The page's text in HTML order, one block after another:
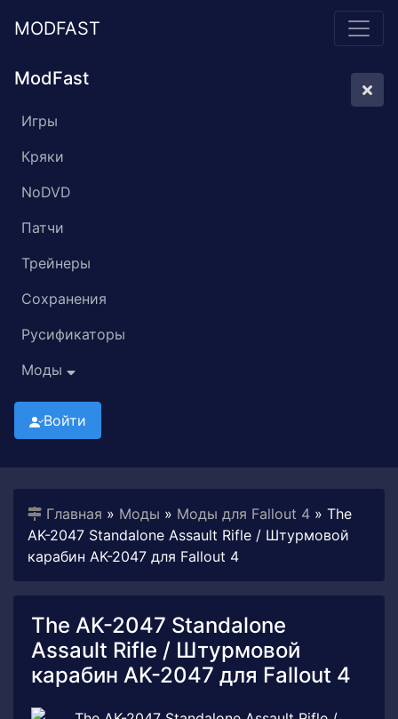
MODFAST
ModFast
Игры
Кряки
NoDVD
Патчи
Трейнеры
Сохранения
Русификаторы
Моды
Войти
Главная » Моды » Моды для Fallout 4 » The
AK-2047 Standalone Assault Rifle / Штурмовой
карабин AK-2047 для Fallout 4
The AK-2047 Standalone
Assault Rifle / Штурмовой
карабин AK-2047 для Fallout 4